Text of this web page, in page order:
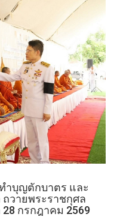
ำบุญตักบาตร และ
วายพระราชกุศล
กรกฎาคม 2569